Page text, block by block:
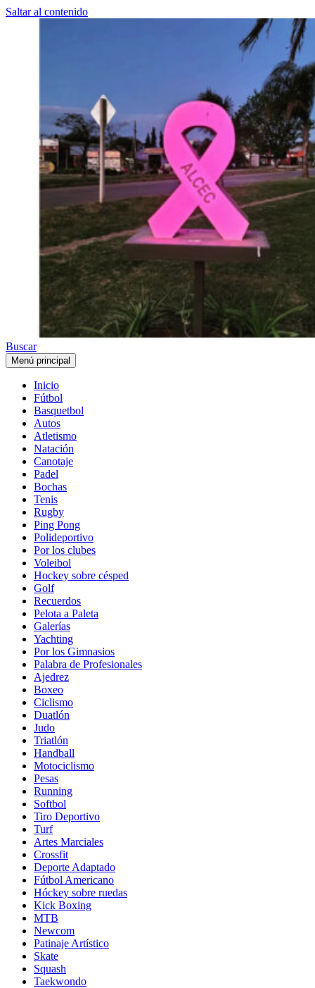
Saltar al contenido
Buscar
Menú principal
Inicio
Fútbol
Basquetbol
Autos
Atletismo
Natación
Canotaje
Padel
Bochas
Tenis
Rugby
Ping Pong
Polideportivo
Por los clubes
Voleibol
Hockey sobre césped
Golf
Recuerdos
Pelota a Paleta
Galerías
Yachting
Por los Gimnasios
Palabra de Profesionales
Ajedrez
Boxeo
Ciclismo
Duatlón
Judo
Triatlón
Handball
Motociclismo
Pesas
Running
Softbol
Tiro Deportivo
Turf
Artes Marciales
Crossfit
Deporte Adaptado
Fútbol Americano
Hóckey sobre ruedas
Kick Boxing
MTB
Newcom
Patinaje Artístico
Skate
Squash
Taekwondo